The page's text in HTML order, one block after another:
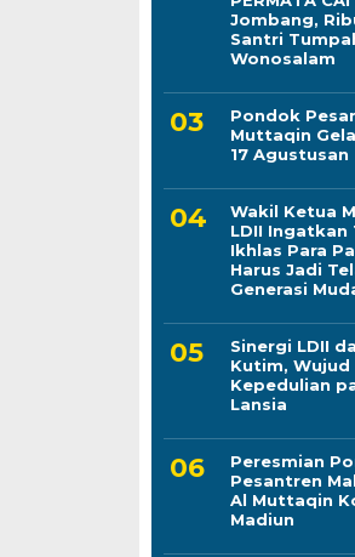
Jombang,
Santri
Wonosalam
Pondok
Muttaqin
17 Agustusan
Wakil Ketua
LDII Ingatkan
Ikhlas Para
Harus Jadi
Generasi
Sinergi LDII
Kutim, Wujud
Kepedulian
Lansia
Peresmian
Pesantren
Al Muttaqin
Madiun